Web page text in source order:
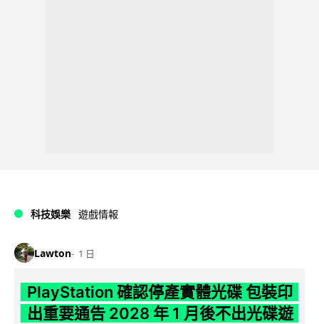
科技娛樂 遊戲情報
Lawton 1 日
PlayStation 確認停產實體光碟 包裝印
出重要通告 2028 年 1 月後不出光碟遊